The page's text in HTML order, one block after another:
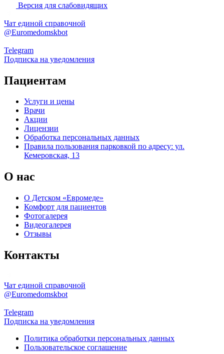
Версия для слабовидящих
Чат единой справочной
@Euromedomskbot
Telegram
Подписка на уведомления
Пациентам
Услуги и цены
Врачи
Акции
Лицензии
Обработка персональных данных
Правила пользования парковкой по адресу: ул.
Кемеровская, 13
О нас
О Детском «Евромеде»
Комфорт для пациентов
Фотогалерея
Видеогалерея
Отзывы
Контакты
Чат единой справочной
@Euromedomskbot
Telegram
Подписка на уведомления
Политика обработки персональных данных
Пользовательское соглашение